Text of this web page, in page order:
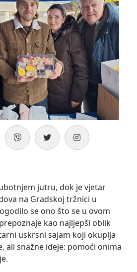
jutru, dok je vjetar
na Gradskoj tržnici u
se ono što se u ovom
kao najljepši oblik
uskrsni sajam koji okuplja
ali snažne ideje: pomoći onima